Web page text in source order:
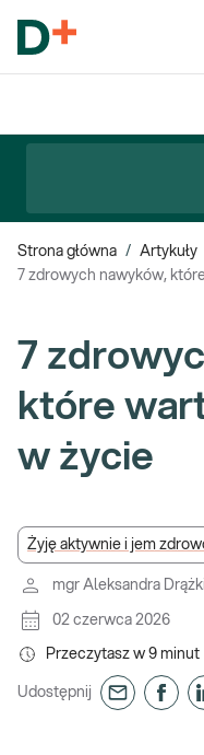
Strona główna / Artykuły
7 zdrowych nawyków,
7
które
w życie
Żyję aktywnie i jem
mgr Aleksandra
02 czerwca 2026
Przeczytasz w 9 minut
Udostępnij